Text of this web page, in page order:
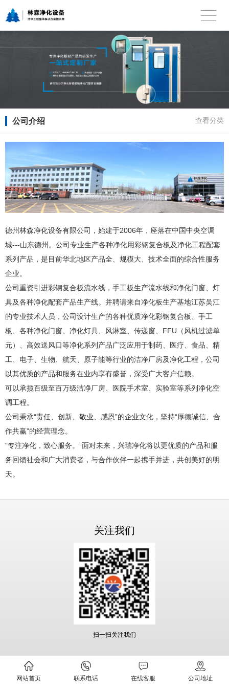
公司介绍 查看分类
德州林森净化设备有限公司，始建于2006年，座落在中国中央空调
城---山东德州。公司专业生产各种净化用彩钢复合板及净化工程配套
系列产品，是目前华北地区产品全、规模大、技术全面的综合性服务
企业。
公司重资引进彩钢复合板流水线，手工板生产流水线和净化门窗、灯
具及各种净化配套产品生产线。并聘请来自净化板生产基地江苏吴江
的专业技术人员，公司设计生产的各种优质净化彩钢复合板、手工
板、各种净化门窗、净化灯具、风淋室、传递窗、FFU（风机过滤单
元）、高效送风口等净化系列产品广泛应用于制药、医疗、食品、精
工、电子、生物、航天、原子能等行业的洁净厂房及净化工程，公司
以其优质的产品和服务在业内享有盛誉，深受广大客户信赖。
可以承揽百级至百万级洁净厂房、医院手术室、实验室等系列净化空
调工程。
公司秉承“责任、创新、敬业、感恩”的企业文化，坚持“厚德诚信、合
作共赢”的经营理念。
“专注净化，致心服务。”面对未来，兴瑞净化将以更优质的产品和服
务回馈社会和广大消费者，与合作伙伴一起携手并进，共创美好的明
天。
网站首页 联系电话 在线客服 公司地址
关注我们
扫一扫关注我们